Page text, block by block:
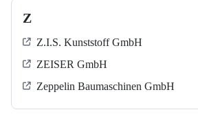
Z
Z.I.S. Kunststoff GmbH
ZEISER GmbH
Zeppelin Baumaschinen GmbH